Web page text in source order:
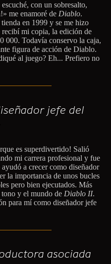
con un sobresalto,
me enamoré de Diablo.
en 1999 y se me hizo
recibí mi copia, la edición de
000. Todavía conservo la caja,
figura de acción de Diablo.
al juego? Eh... Prefiero no
jefe del
es superdivertido! Salió
mi carrera profesional y fue
a crecer como diseñador
la importancia de unos bucles
pero bien ejecutados. Más
tono y el mundo de Diablo II.
para mí como diseñador jefe
asociada